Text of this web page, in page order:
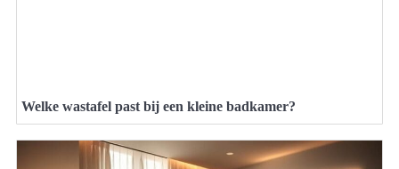
Welke wastafel past bij een kleine badkamer?